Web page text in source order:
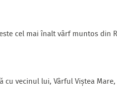
cel mai înalt vârf muntos din
vecinul lui, Vârful Viștea